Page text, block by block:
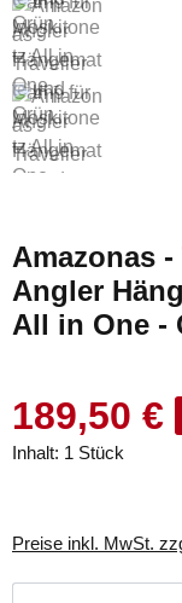
Amazonas
Angler
All in One -
189,50 €
Inhalt: 1 Stück
Preise inkl. MwSt.